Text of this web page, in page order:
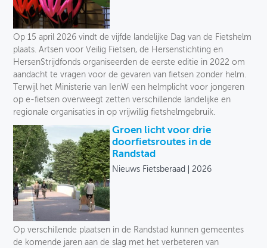
Op 15 april 2026 vindt de vijfde landelijke Dag van de Fietshelm
plaats. Artsen voor Veilig Fietsen, de Hersenstichting en
HersenStrijdfonds organiseerden de eerste editie in 2022 om
aandacht te vragen voor de gevaren van fietsen zonder helm.
Terwijl het Ministerie van IenW een helmplicht voor jongeren
op e-fietsen overweegt zetten verschillende landelijke en
regionale organisaties in op vrijwillig fietshelmgebruik.
Groen licht voor drie
doorfietsroutes in de
Randstad
Nieuws Fietsberaad 2026
Op verschillende plaatsen in de Randstad kunnen gemeentes
de komende jaren aan de slag met het verbeteren van